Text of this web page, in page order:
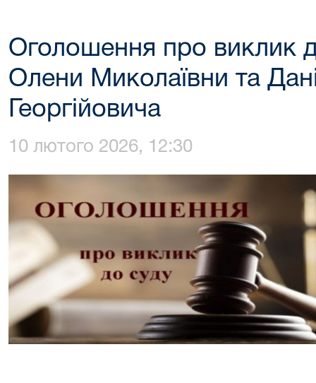
Оголошення про виклик
Олени Миколаївни та
Георгійовича
10 лютого 2026, 12:30